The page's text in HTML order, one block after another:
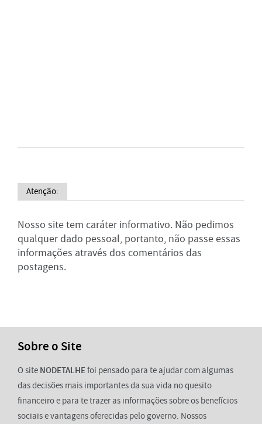
Atenção:
Nosso site tem caráter informativo. Não pedimos
qualquer dado pessoal, portanto, não passe essas
informações através dos comentários das
postagens.
Sobre o Site
O site NODETALHEfoi pensado para te ajudar com algumas
das decisões mais importantes da sua vida no quesito
financeiro e para te trazer as informações sobre os benefícios
sociais e vantagens oferecidas pelo governo. Nossos